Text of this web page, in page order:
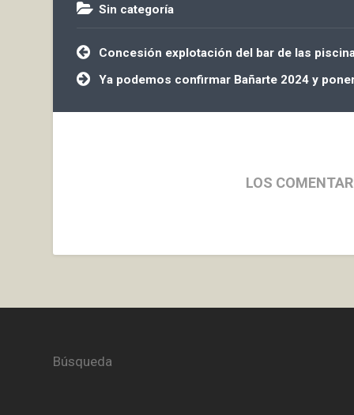
Sin categoría
Navegación
de
entradas
Concesión explotación del bar de las
Ya podemos confirmar Bañarte 2024 y
LOS
Búsqueda